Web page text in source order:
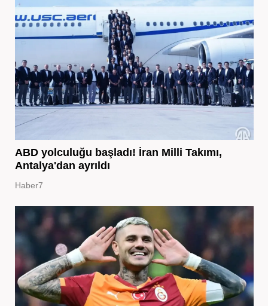
ABD yolculuğu başladı! İran Milli Takımı,
Antalya'dan ayrıldı
Haber7